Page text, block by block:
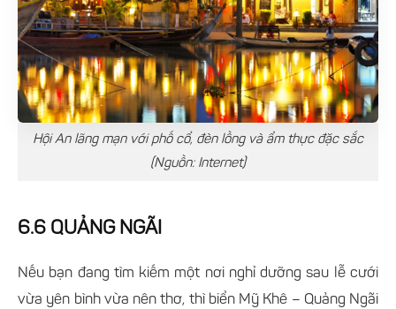
Hội An lãng mạn với phố cổ, đèn lồng và ẩm thực đặc sắc
(Nguồn: Internet)
6.6 QUẢNG NGÃI
Nếu bạn đang tìm kiếm một nơi nghỉ dưỡng sau lễ cưới
vừa yên bình vừa nên thơ, thì biển Mỹ Khê – Quảng Ngãi